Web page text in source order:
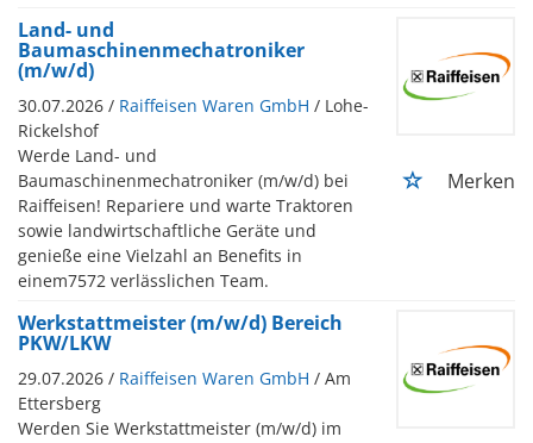
Land- und
Baumaschinenmechatroniker
(m/w/d)
30.07.2026 / Raiffeisen Waren GmbH / Lohe-
Rickelshof
Werde Land- und
Baumaschinenmechatroniker (m/w/d) bei
Raiffeisen! Repariere und warte Traktoren
sowie landwirtschaftliche Geräte und
genieße eine Vielzahl an Benefits in
einem7572 verlässlichen Team.
Merken
Werkstattmeister (m/w/d) Bereich
PKW/LKW
29.07.2026 / Raiffeisen Waren GmbH / Am
Ettersberg
Werden Sie Werkstattmeister (m/w/d) im